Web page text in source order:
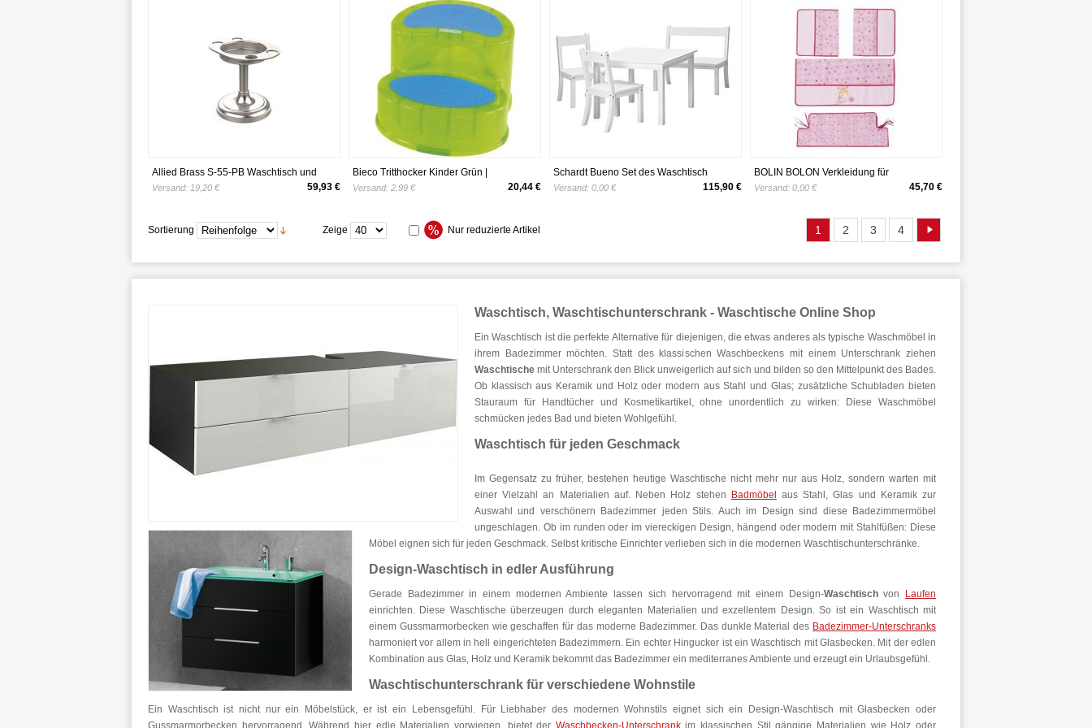
Spüle Waschtisch Arbeitsplatte Gray 2
Allied Brass S-55-PB Waschtisch und
Zahnbürstenhalter, Messing poliert
Versand: 19,20 € 59,93 €
Bieco Tritthocker Kinder Grün |
Zweistufiger Hocker Kinder | Bad | Tritt |
Kinderwaschbecken | Kindertritt |
Toilettenhocker
Versand: 2,99 € 20,44 €
Schardt Bueno Set des Waschtisch
4 Parts
Versand: 0,00 € 115,90 €
BOLIN BOLON Verkleidung für
Waschtisch Wickeltasche Kleine Fee
Versand: 0,00 € 45,70 €
Sortierung Zeige Nur reduzierte Artikel 1 2 3 4
Waschtisch, Waschtischunterschrank - Waschtische Online Shop
Ein Waschtisch ist die perfekte Alternative für diejenigen, die etwas anderes als typische Waschmöbel in
ihrem Badezimmer möchten. Statt des klassischen Waschbeckens mit einem Unterschrank ziehen
Waschtische mit Unterschrank den Blick unweigerlich auf sich und bilden so den Mittelpunkt des Bades.
Ob klassisch aus Keramik und Holz oder modern aus Stahl und Glas; zusätzliche Schubladen bieten
Stauraum für Handtücher und Kosmetikartikel, ohne unordentlich zu wirken: Diese Waschmöbel
schmücken jedes Bad und bieten Wohlgefühl.
Waschtisch für jeden Geschmack
Im Gegensatz zu früher, bestehen heutige Waschtische nicht mehr nur aus Holz, sondern warten mit
einer Vielzahl an Materialien auf. Neben Holz stehen
Badmöbel
aus Stahl, Glas und Keramik zur
Auswahl und verschönern Badezimmer jeden Stils. Auch im Design sind diese Badezimmermöbel
ungeschlagen. Ob im runden oder im viereckigen Design, hängend oder modern mit Stahlfüßen: Diese
Möbel eignen sich für jeden Geschmack. Selbst kritische Einrichter verlieben sich in die modernen Waschtischunterschränke.
Design-Waschtisch in edler Ausführung
Gerade Badezimmer in einem modernen Ambiente lassen sich hervorragend mit einem Design-Waschtischvon
Laufen
einrichten. Diese Waschtische überzeugen durch eleganten Materialien und exzellentem Design. So ist ein Waschtisch mit
einem Gussmarmorbecken wie geschaffen für das moderne Badezimmer. Das dunkle Material des Badezimmer-Unterschranks
harmoniert vor allem in hell eingerichteten Badezimmern. Ein echter Hingucker ist ein Waschtisch mit Glasbecken. Mit der edlen
Kombination aus Glas, Holz und Keramik bekommt das Badezimmer ein mediterranes Ambiente und erzeugt ein Urlaubsgefühl.
Waschtischunterschrank für verschiedene Wohnstile
Ein Waschtisch ist nicht nur ein Möbelstück, er ist ein Lebensgefühl. Für Liebhaber des modernen Wohnstils eignet sich ein Design-Waschtisch mit Glasbecken oder
Gussmarmorbecken hervorragend. Während hier edle Materialien vorwiegen, bietet der Waschbecken-Unterschrankim klassischen Stil gängige Materialien wie Holz oder